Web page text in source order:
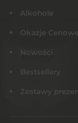
Alkohole
Okazje
Nowości
Bestsellery
Zestawy